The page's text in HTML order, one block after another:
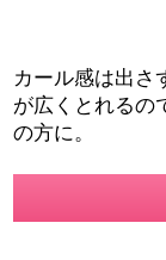
カール感は出さ
が広くとれるの
の方に。